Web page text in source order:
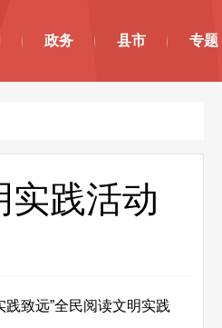
政务 县市 专题
实践活动
致远”全民阅读文明实践